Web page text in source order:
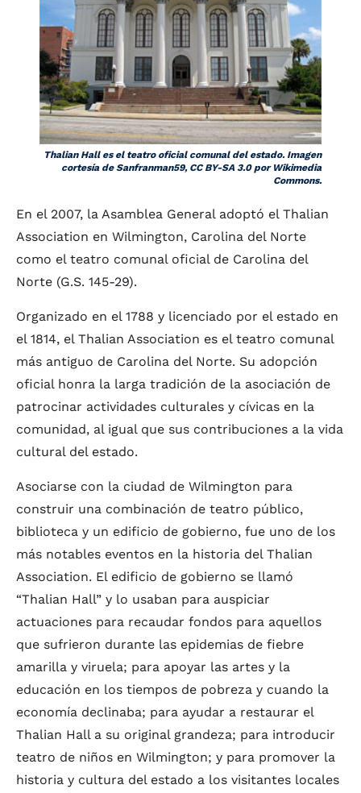
Thalian Hall es el teatro oficial comunal del estado. Imagen
cortesía de Sanfranman59, CC BY-SA 3.0 por Wikimedia
Commons.
En el 2007, la Asamblea General adoptó el Thalian
Association en Wilmington, Carolina del Norte
como el teatro comunal oficial de Carolina del
Norte (G.S. 145-29).
Organizado en el 1788 y licenciado por el estado en
el 1814, el Thalian Association es el teatro comunal
más antiguo de Carolina del Norte. Su adopción
oficial honra la larga tradición de la asociación de
patrocinar actividades culturales y cívicas en la
comunidad, al igual que sus contribuciones a la vida
cultural del estado.
Asociarse con la ciudad de Wilmington para
construir una combinación de teatro público,
biblioteca y un edificio de gobierno, fue uno de los
más notables eventos en la historia del Thalian
Association. El edificio de gobierno se llamó
“Thalian Hall” y lo usaban para auspiciar
actuaciones para recaudar fondos para aquellos
que sufrieron durante las epidemias de fiebre
amarilla y viruela; para apoyar las artes y la
educación en los tiempos de pobreza y cuando la
economía declinaba; para ayudar a restaurar el
Thalian Hall a su original grandeza; para introducir
teatro de niños en Wilmington; y para promover la
historia y cultura del estado a los visitantes locales